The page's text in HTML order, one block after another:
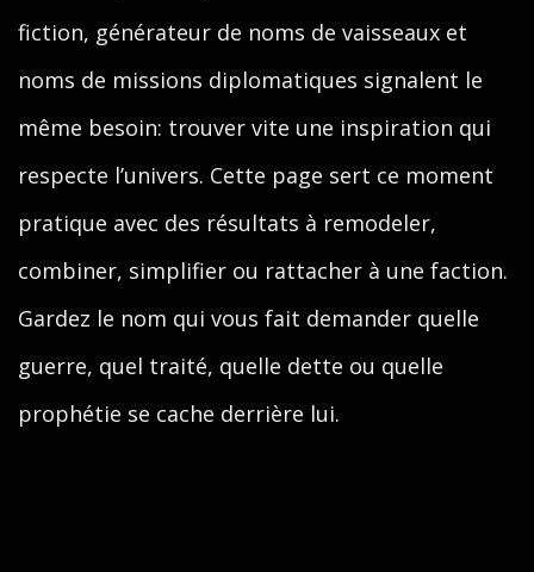
fiction, générateur de noms de vaisseaux et
noms de missions diplomatiques signalent le
même besoin: trouver vite une inspiration qui
respecte l’univers. Cette page sert ce moment
pratique avec des résultats à remodeler,
combiner, simplifier ou rattacher à une faction.
Gardez le nom qui vous fait demander quelle
guerre, quel traité, quelle dette ou quelle
prophétie se cache derrière lui.